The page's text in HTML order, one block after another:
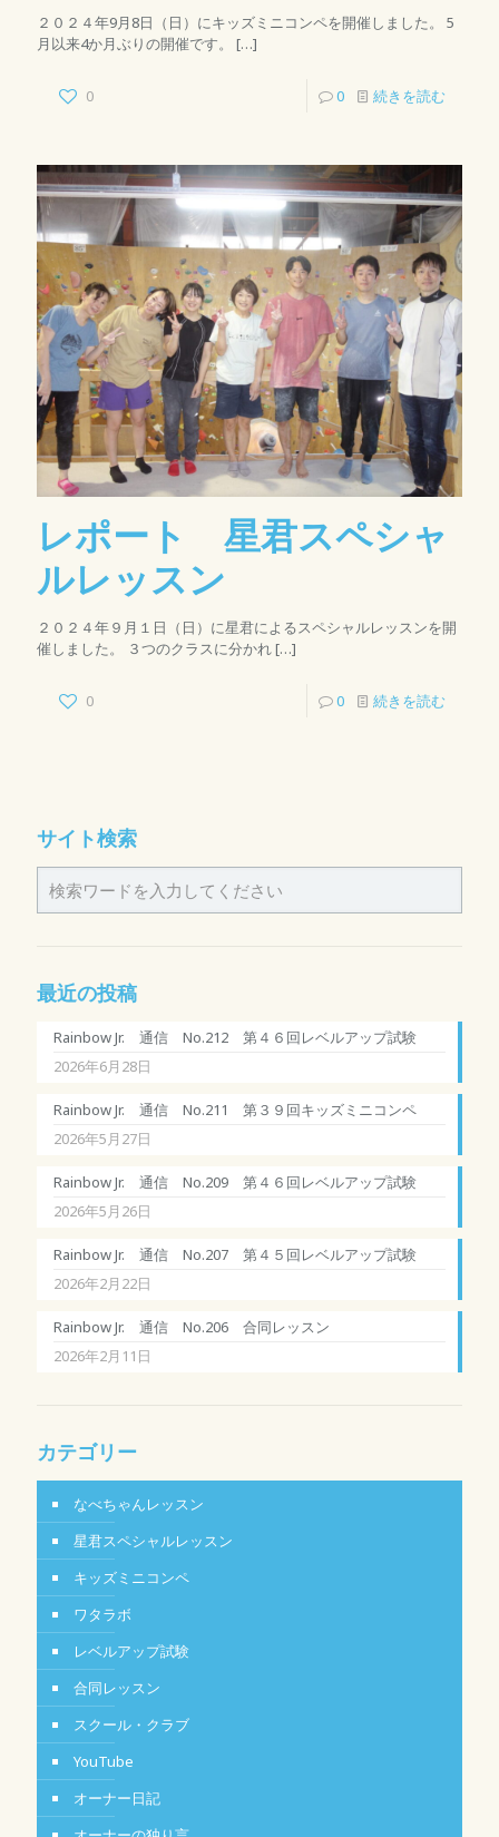
２０２４年9月8日（日）にキッズミニコンペを開催しました。 5
月以来4か月ぶりの開催です。 […]
0 0 続きを読む
レポート 星君スペシャ
ルレッスン
２０２４年９月１日（日）に星君によるスペシャルレッスンを開
催しました。 ３つのクラスに分かれ[…]
0 0 続きを読む
サイト検索
最近の投稿
Rainbow Jr. 通信 No.212 第４６回レベルアップ試験
2026年6月28日
Rainbow Jr. 通信 No.211 第３９回キッズミニコンペ
2026年5月27日
Rainbow Jr. 通信 No.209 第４６回レベルアップ試験
2026年5月26日
Rainbow Jr. 通信 No.207 第４５回レベルアップ試験
2026年2月22日
Rainbow Jr. 通信 No.206 合同レッスン
2026年2月11日
カテゴリー
なべちゃんレッスン
星君スペシャルレッスン
キッズミニコンペ
ワタラボ
レベルアップ試験
合同レッスン
スクール・クラブ
YouTube
オーナー日記